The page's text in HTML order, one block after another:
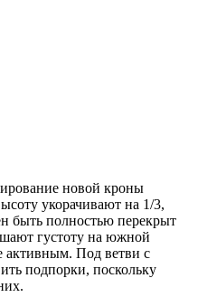
новой кроны
укорачивают на 1/3,
быть полностью перекрыт
густоту на южной
активным. Под ветви с
подпорки, поскольку